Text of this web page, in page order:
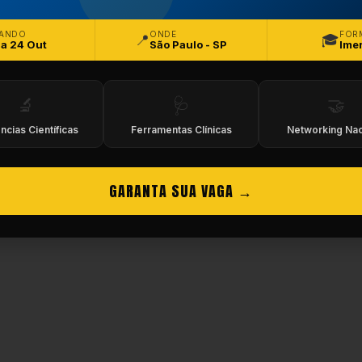
Reservados.
24 Out 📍 ONDE
São Paulo - SP 🎓
🔬
Científicas
🩺
Ferramentas Clínicas
🤝
Networking
GARANTA SUA VAGA →